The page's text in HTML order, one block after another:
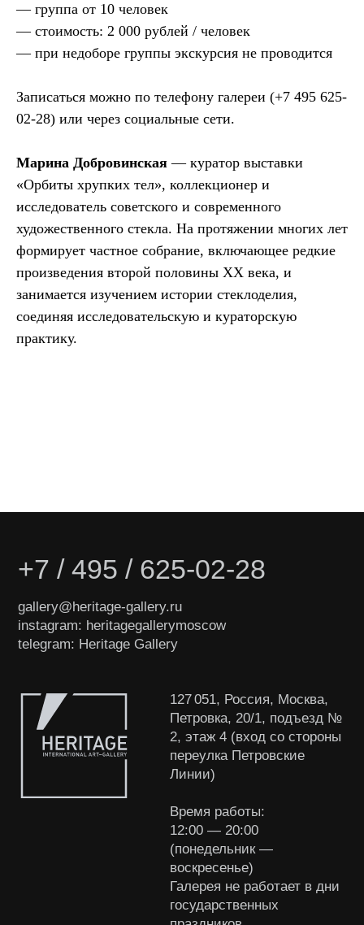
— группа от 10 человек
— стоимость: 2 000 рублей / человек
— при недоборе группы экскурсия не проводится
Записаться можно по телефону галереи (+7 495 625-
02-28) или через социальные сети.
Марина Добровинская — куратор выставки
«Орбиты хрупких тел», коллекционер и
исследователь советского и современного
художественного стекла. На протяжении многих лет
формирует частное собрание, включающее редкие
произведения второй половины XX века, и
занимается изучением истории стеклоделия,
соединяя исследовательскую и кураторскую
практику.
конфиденциальности
© ООО «Heritage Art
рублей.
Для пенсионеров и лиц с
ограниченными
возможностями вход